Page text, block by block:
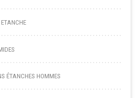
ÉTANCHES HOMMES